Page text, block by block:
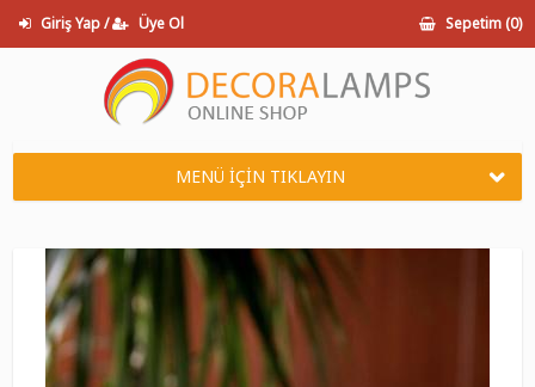
Giriş Yap / Üye Ol Sepetim (0)
MENÜ İÇİN TIKLAYIN